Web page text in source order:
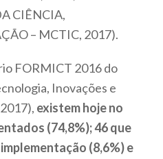
CIÊNCIA,
– MCTIC, 2017).
FORMICT 2016 do
Inovações e
existem hoje no
(74,8%); 46 que
(8,6%) e